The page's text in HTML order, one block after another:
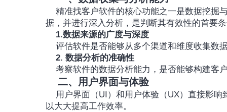
据，并进行深入分析，是判断其有效性的首要
1.数据来源的广度与深度
评估软件是否能够从多个渠道和维度收集
2. 数据分析的准确性
考察软件的数据分析能力，是否能够构建客
二、用户界面与体验
以大大提高工作效率。